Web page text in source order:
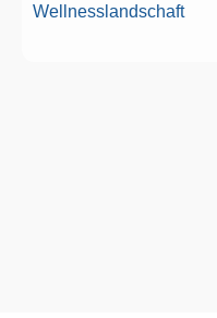
Wellnesslandschaft